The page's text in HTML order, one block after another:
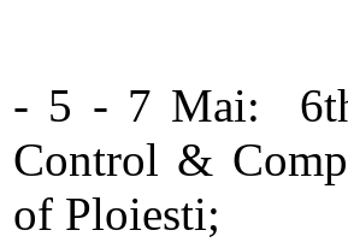
- 5 - 7 Mai: 6th
Control &
of Ploiesti;